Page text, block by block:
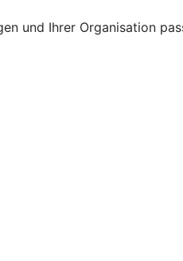
und Ihrer Organisation